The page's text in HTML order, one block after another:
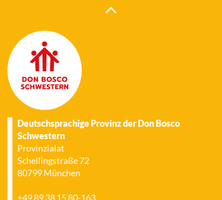
Deutschsprachige Provinz der Don Bosco
Schwestern
Provinzialat
Schellingstraße 72
80799 München
+49 89 38 15 80-163